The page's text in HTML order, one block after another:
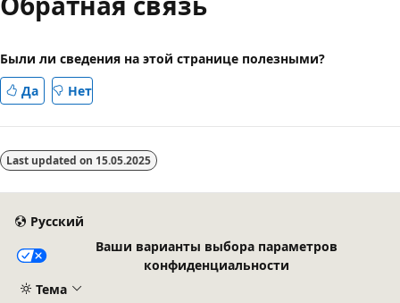
Были ли сведения на этой странице полезными?
Да
Нет
Last updated on 15.05.2025
Русский
Ваши варианты выбора параметров
конфиденциальности
Тема